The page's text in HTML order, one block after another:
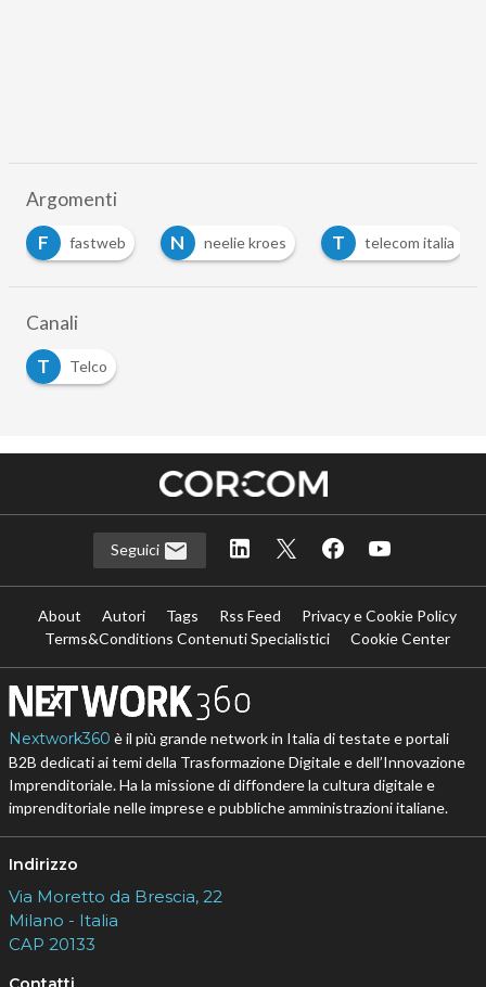
Argomenti
fastweb neelie kroes telecom italia
Canali
T
Telco
Seguici
About Autori Tags Rss Feed
Privacy e Cookie Policy
Terms&Conditions Contenuti Specialistici
Cookie Center
Nextwork360 è il più grande network in Italia di testate e portali
B2B dedicati ai temi della Trasformazione Digitale e dell’Innovazione
Imprenditoriale. Ha la missione di diffondere la cultura digitale e
imprenditoriale nelle imprese e pubbliche amministrazioni italiane.
Indirizzo
Via Moretto da Brescia, 22
Milano - Italia
CAP 20133